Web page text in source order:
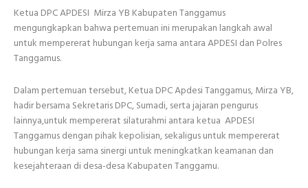
Ketua DPC APDESI Mirza YB Kabupaten Tanggamus
mengungkapkan bahwa pertemuan ini merupakan langkah awal
untuk mempererat hubungan kerja sama antara APDESI dan Polres
Tanggamus.
Dalam pertemuan tersebut, Ketua DPC Apdesi Tanggamus, Mirza YB,
hadir bersama Sekretaris DPC, Sumadi, serta jajaran pengurus
lainnya,untuk mempererat silaturahmi antara ketua APDESI
Tanggamus dengan pihak kepolisian, sekaligus untuk mempererat
hubungan kerja sama sinergi untuk meningkatkan keamanan dan
kesejahteraan di desa-desa Kabupaten Tanggamu.